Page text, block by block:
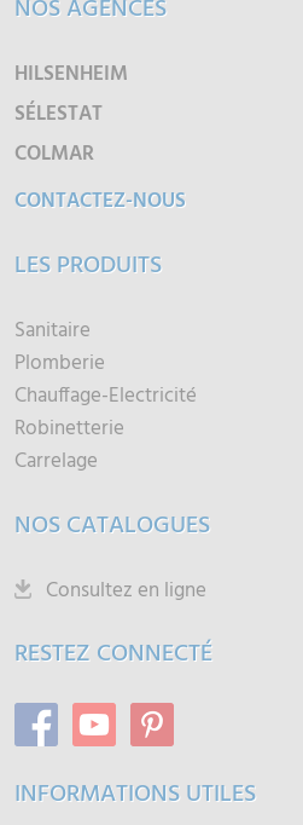
NOS AGENCES
HILSENHEIM
SÉLESTAT
COLMAR
CONTACTEZ-NOUS
LES PRODUITS
Sanitaire
Plomberie
Chauffage-Electricité
Robinetterie
Carrelage
NOS CATALOGUES
Consultez en ligne
RESTEZ CONNECTÉ
INFORMATIONS UTILES